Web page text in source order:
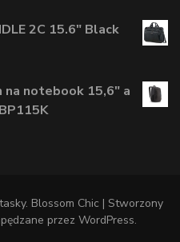
2C 15.6" Black
na notebook 15,6" a
. Blossom Chic | Stworzony
przez WordPress.